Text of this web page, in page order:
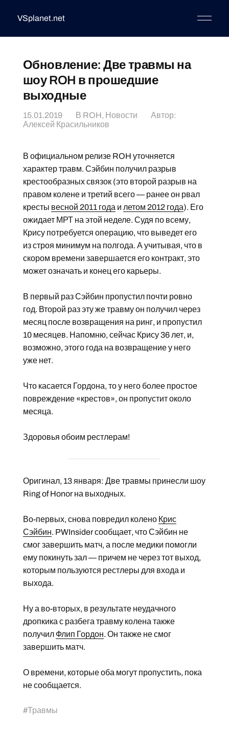
VSplanet.net
Обновление: Две травмы на
шоу ROH в прошедшие
выходные
15.01.2019 В ROH, Новости
Автор:
Алексей Красильников
В официальном релизе ROH уточняется
характер травм. Сэйбин получил разрыв
крестообразных связок (это второй разрыв на
правом колене и третий всего — ранее он рвал
кресты весной 2011 года и летом 2012 года). Его
ожидает МРТ на этой неделе. Судя по всему,
Крису потребуется операцию, что выведет его
из строя минимум на полгода. А учитывая, что в
скором времени завершается его контракт, это
может означать и конец его карьеры.
В первый раз Сэйбин пропустил почти ровно
год. Второй раз эту же травму он получил через
месяц после возвращения на ринг, и пропустил
10 месяцев. Напомню, сейчас Крису 36 лет, и,
возможно, этого года на возвращение у него
уже нет.
Что касается Гордона, то у него более простое
повреждение «крестов», он пропустит около
месяца.
Здоровья обоим рестлерам!
Оригинал, 13 января: Две травмы принесли шоу
Ring of Honor на выходных.
Во-первых, снова повредил колено Крис
Сэйбин. PWInsider сообщает, что Сэйбин не
смог завершить матч, а после медики помогли
ему покинуть зал — причем не через тот выход,
которым пользуются рестлеры для входа и
выхода.
Ну а во-вторых, в результате неудачного
дропкика с разбега травму колена также
получил Флип Гордон. Он также не смог
завершить матч.
О времени, которые оба могут пропустить, пока
не сообщается.
#Травмы